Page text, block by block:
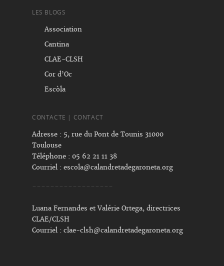
LES BLOGS
Association
Cantina
CLAE-CLSH
Cor d’Oc
Escòla
CONTACTE | CONTACT
Adresse : 5, rue du Pont de Tounis 31000
Toulouse
Téléphone : 05 62 21 11 38
Courriel : escola@calandretadegaroneta.org
------------------
Luana Fernandes et Valérie Ortega, directrices
CLAE/CLSH
Courriel : clae-clsh@calandretadegaroneta.org